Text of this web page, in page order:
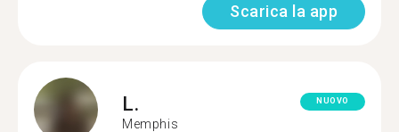
Scarica la app
L.
Memphis
NUOVO